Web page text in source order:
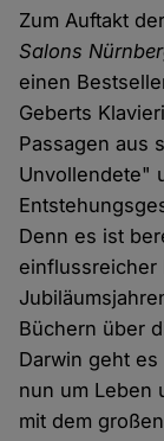
Zum Auftakt
Salons
einen
Geberts
Passagen aus
Unvollendete"
Denn es ist
einflussreicher
Büchern über
Darwin geht
nun um Leben
mit dem